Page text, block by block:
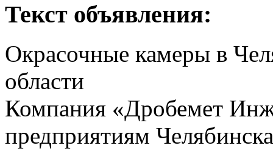
Текст объявления:
Окрасочные камеры в
области
Компания «Дробемет
предприятиям